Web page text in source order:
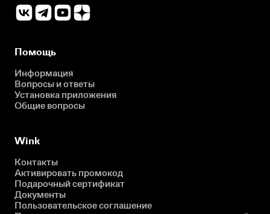
Помощь
Информация
Вопросы и ответы
Установка приложения
Общие вопросы
Wink
Контакты
Активировать промокод
Подарочный сертификат
Документы
Пользовательское соглашение